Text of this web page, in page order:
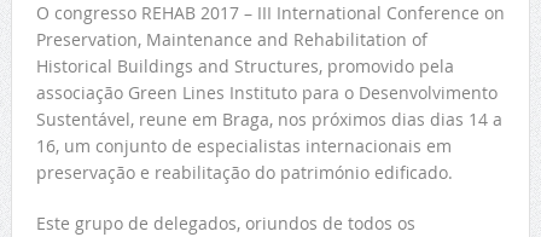
O congresso REHAB 2017 – III International Conference on
Preservation, Maintenance and Rehabilitation of
Historical Buildings and Structures, promovido pela
associação Green Lines Instituto para o Desenvolvimento
Sustentável, reune em Braga, nos próximos dias dias 14 a
16, um conjunto de especialistas internacionais em
preservação e reabilitação do património edificado.
Este grupo de delegados, oriundos de todos os